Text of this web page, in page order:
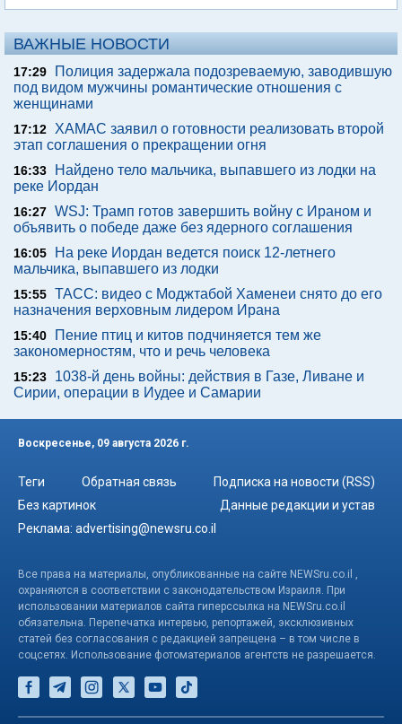
ВАЖНЫЕ НОВОСТИ
17:29
Полиция задержала подозреваемую, заводившую
под видом мужчины романтические отношения с
женщинами
17:12
ХАМАС заявил о готовности реализовать второй
этап соглашения о прекращении огня
16:33
Найдено тело мальчика, выпавшего из лодки на
реке Иордан
16:27 WSJ: Трамп готов завершить войну с Ираном и
объявить о победе даже без ядерного соглашения
16:05
На реке Иордан ведется поиск 12-летнего
мальчика, выпавшего из лодки
15:55 ТАСС: видео с Моджтабой Хаменеи снято до его
назначения верховным лидером Ирана
15:40
Пение птиц и китов подчиняется тем же
закономерностям, что и речь человека
15:23
1038-й день войны: действия в Газе, Ливане и
Сирии, операции в Иудее и Самарии
Воскресенье, 09 августа 2026 г.
Теги Обратная связь
Подписка на новости (RSS)
Без картинок
Данные редакции и устав
Реклама: advertising@newsru.co.il
Все права на материалы, опубликованные на сайте NEWSru.co.il ,
охраняются в соответствии с законодательством Израиля. При
использовании материалов сайта гиперссылка на NEWSru.co.il
обязательна. Перепечатка интервью, репортажей, эксклюзивных
статей без согласования с редакцией запрещена – в том числе в
соцсетях. Использование фотоматериалов агентств не разрешается.